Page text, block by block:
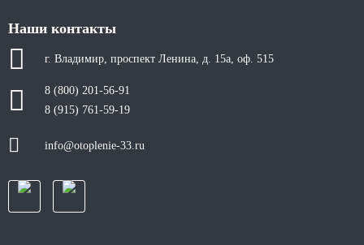
Наши контакты
г. Владимир, проспект Ленина, д. 15а, оф. 515
8 (800) 201-56-91
8 (915) 761-59-19
info@otoplenie-33.ru